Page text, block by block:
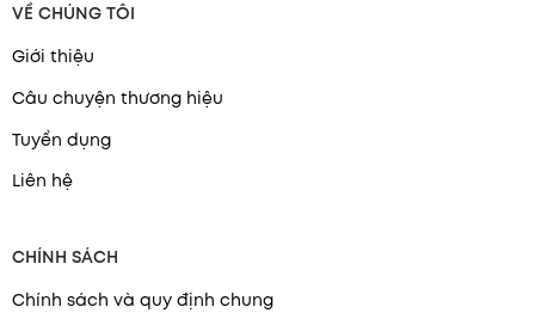
VỀ CHÚNG TÔI
Giới thiệu
Câu chuyện thương hiệu
Tuyển dụng
Liên hệ
CHÍNH SÁCH
Chính sách và quy định chung